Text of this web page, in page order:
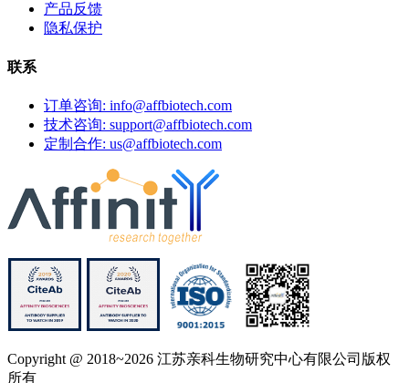
产品反馈
隐私保护
联系
订单咨询: info@affbiotech.com
技术咨询: support@affbiotech.com
定制合作: us@affbiotech.com
Copyright @ 2018~2026 江苏亲科生物研究中心有限公司版权
所有